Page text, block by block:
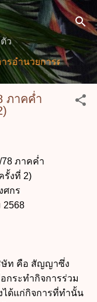
ว
ยการความสะดวกใ
ภาคค่ำ
ภาคค่ำ
รั้งที่ 2)
ศกร
ษัท คือ สัญญาซึ่ง
กระทำกิจการร่วม
ได้แก่กิจการที่ทำนั้น